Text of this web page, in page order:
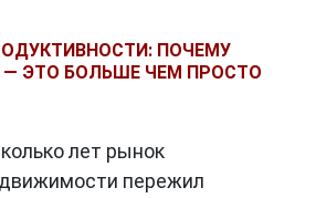
ПОЧЕМУ
ЭТО БОЛЬШЕ ЧЕМ ПРОСТО
лет рынок
пережил